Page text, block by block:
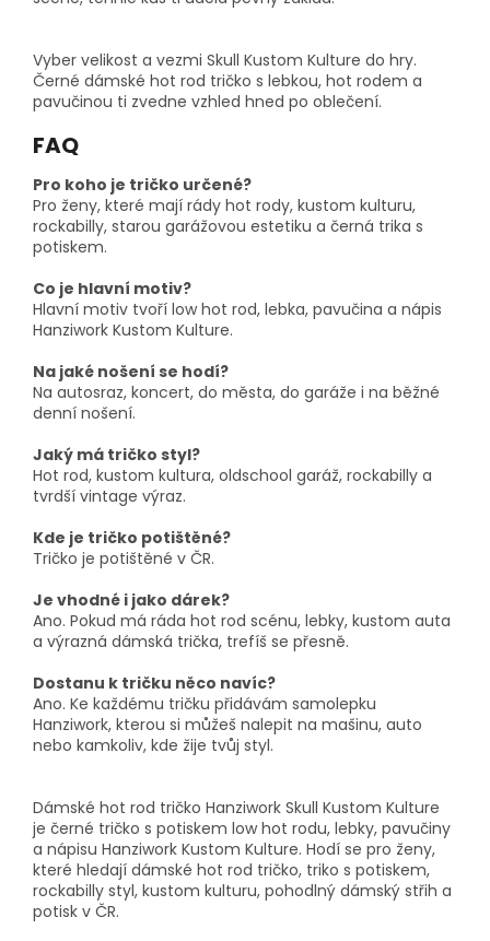
Vyber velikost a vezmi Skull Kustom Kulture do hry.
Černé dámské hot rod tričko s lebkou, hot rodem a
pavučinou ti zvedne vzhled hned po oblečení.
FAQ
Pro koho je tričko určené?
Pro ženy, které mají rády hot rody, kustom kulturu,
rockabilly, starou garážovou estetiku a černá trika s
potiskem.
Co je hlavní motiv?
Hlavní motiv tvoří low hot rod, lebka, pavučina a nápis
Hanziwork Kustom Kulture.
Na jaké nošení se hodí?
Na autosraz, koncert, do města, do garáže i na běžné
denní nošení.
Jaký má tričko styl?
Hot rod, kustom kultura, oldschool garáž, rockabilly a
tvrdší vintage výraz.
Kde je tričko potištěné?
Tričko je potištěné v ČR.
Je vhodné i jako dárek?
Ano. Pokud má ráda hot rod scénu, lebky, kustom auta
a výrazná dámská trička, trefíš se přesně.
Dostanu k tričku něco navíc?
Ano. Ke každému tričku přidávám samolepku
Hanziwork, kterou si můžeš nalepit na mašinu, auto
nebo kamkoliv, kde žije tvůj styl.
Dámské hot rod tričko Hanziwork Skull Kustom Kulture
je černé tričko s potiskem low hot rodu, lebky, pavučiny
a nápisu Hanziwork Kustom Kulture. Hodí se pro ženy,
které hledají dámské hot rod tričko, triko s potiskem,
rockabilly styl, kustom kulturu, pohodlný dámský střih a
potisk v ČR.